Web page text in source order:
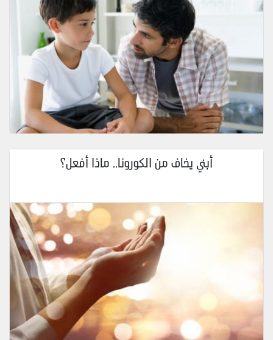
أبني يخاف من الكورونا.. ماذا أفعل؟